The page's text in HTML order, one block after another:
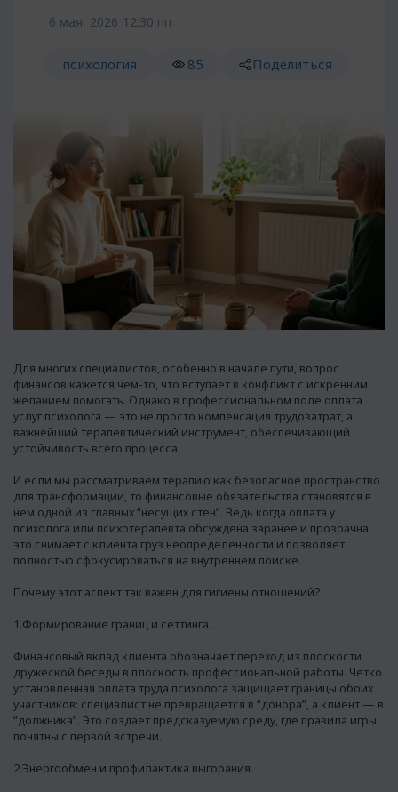
6 мая, 2026 12:30 пп
психология 85 Поделиться
Для многих специалистов, особенно в начале пути, вопрос
финансов кажется чем-то, что вступает в конфликт с искренним
желанием помогать. Однако в профессиональном поле оплата
услуг психолога — это не просто компенсация трудозатрат, а
важнейший терапевтический инструмент, обеспечивающий
устойчивость всего процесса.
И если мы рассматриваем терапию как безопасное пространство
для трансформации, то финансовые обязательства становятся в
нем одной из главных “несущих стен”. Ведь когда оплата у
психолога или психотерапевта обсуждена заранее и прозрачна,
это снимает с клиента груз неопределенности и позволяет
полностью сфокусироваться на внутреннем поиске.
Почему этот аспект так важен для гигиены отношений?
1.Формирование границ и сеттинга.
Финансовый вклад клиента обозначает переход из плоскости
дружеской беседы в плоскость профессиональной работы. Четко
установленная оплата труда психолога защищает границы обоих
участников: специалист не превращается в “донора”, а клиент — в
“должника”. Это создает предсказуемую среду, где правила игры
понятны с первой встречи.
2.Энергообмен и профилактика выгорания.